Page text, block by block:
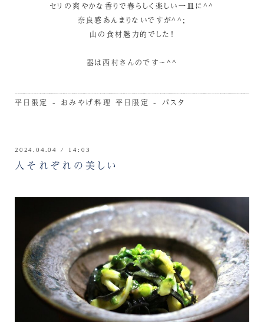
セリの爽やかな香りで春らしく楽しい一皿に^^
奈良感あんまりないですが^^;
山の食材魅力的でした！
器は西村さんのです～^^
平日限定 - おみやげ料理 平日限定 - パスタ
2024.04.04 / 14:03
人それぞれの美しい